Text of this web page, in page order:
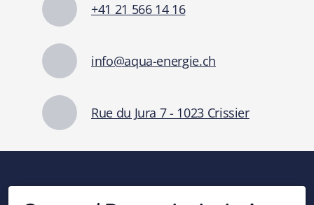
+41 21 566 14 16
info@aqua-energie.ch
Rue du Jura 7 - 1023 Crissier